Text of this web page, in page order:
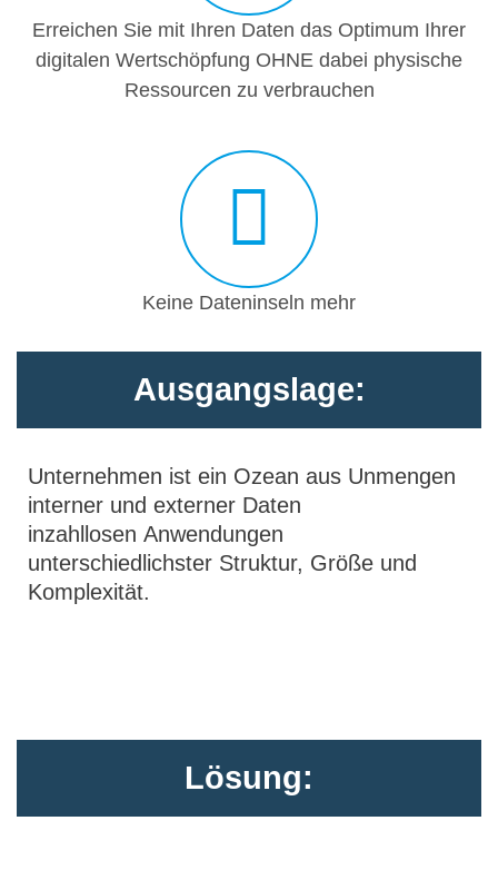
Erreichen Sie mit Ihren Daten das Optimum Ihrer
digitalen Wertschöpfung OHNE dabei physische
Ressourcen zu verbrauchen
Keine Dateninseln mehr
Ausgangslage:
Unternehmen ist ein Ozean aus Unmengen
interner und externer Daten
inzahllosen Anwendungen
unterschiedlichster Struktur, Größe und
Komplexität.
Lösung: